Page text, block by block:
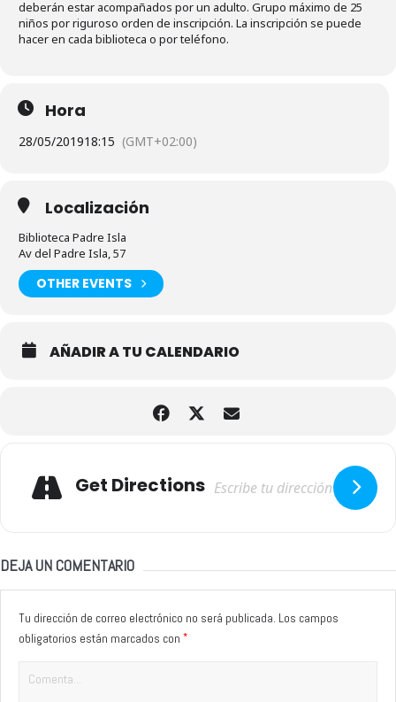
deberán estar acompañados por un adulto. Grupo máximo de 25
niños por riguroso orden de inscripción. La inscripción se puede
hacer en cada biblioteca o por teléfono.
Hora
28/05/201918:15 (GMT+02:00)
Localización
Biblioteca Padre Isla
Av del Padre Isla, 57
OTHER EVENTS
AÑADIR A TU CALENDARIO
Get Directions
DEJA UN COMENTARIO
Tu dirección de correo electrónico no será publicada. Los campos
obligatorios están marcados con *